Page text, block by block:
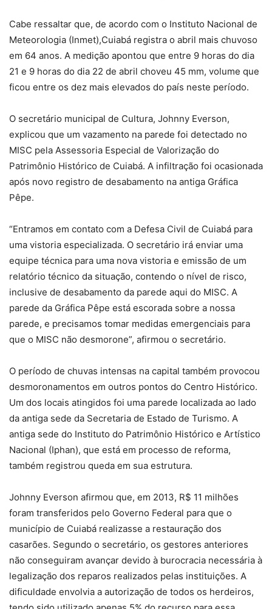
Cabe ressaltar que, de acordo com o Instituto Nacional de
Meteorologia (Inmet),Cuiabá registra o abril mais chuvoso
em 64 anos. A medição apontou que entre 9 horas do dia
21 e 9 horas do dia 22 de abril choveu 45 mm, volume que
ficou entre os dez mais elevados do país neste período.
O secretário municipal de Cultura, Johnny Everson,
explicou que um vazamento na parede foi detectado no
MISC pela Assessoria Especial de Valorização do
Patrimônio Histórico de Cuiabá. A infiltração foi ocasionada
após novo registro de desabamento na antiga Gráfica
Pêpe.
“Entramos em contato com a Defesa Civil de Cuiabá para
uma vistoria especializada. O secretário irá enviar uma
equipe técnica para uma nova vistoria e emissão de um
relatório técnico da situação, contendo o nível de risco,
inclusive de desabamento da parede aqui do MISC. A
parede da Gráfica Pêpe está escorada sobre a nossa
parede, e precisamos tomar medidas emergenciais para
que o MISC não desmorone”, afirmou o secretário.
O período de chuvas intensas na capital também provocou
desmoronamentos em outros pontos do Centro Histórico.
Um dos locais atingidos foi uma parede localizada ao lado
da antiga sede da Secretaria de Estado de Turismo. A
antiga sede do Instituto do Patrimônio Histórico e Artístico
Nacional (Iphan), que está em processo de reforma,
também registrou queda em sua estrutura.
Johnny Everson afirmou que, em 2013, R$ 11 milhões
foram transferidos pelo Governo Federal para que o
município de Cuiabá realizasse a restauração dos
casarões. Segundo o secretário, os gestores anteriores
não conseguiram avançar devido à burocracia necessária à
legalização dos reparos realizados pelas instituições. A
dificuldade envolvia a autorização de todos os herdeiros,